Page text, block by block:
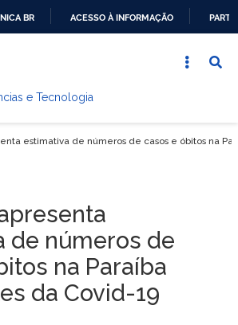
CONTEÚDO
BR ACESSO À INFORMAÇÃO
e Tecnologia
estimativa de números de casos e óbitos na
de números de
na Paraíba
da Covid-19